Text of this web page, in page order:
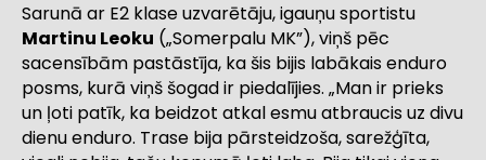
Sarunā ar E2 klase uzvarētāju, igauņu sportistu
Martinu Leoku („Somerpalu MK”), viņš pēc
sacensībām pastāstīja, ka šis bijis labākais enduro
posms, kurā viņš šogad ir piedalījies. „Man ir prieks
un ļoti patīk, ka beidzot atkal esmu atbraucis uz divu
dienu enduro. Trase bija pārsteidzoša, sarežģīta,